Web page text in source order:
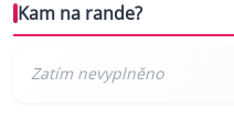
Kam na rande?